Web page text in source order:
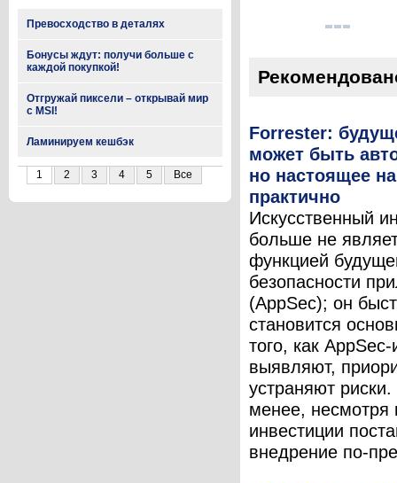
Превосходство в деталях
Бонусы ждут: получи больше с
каждой покупкой!
Отгружай пиксели – открывай мир
с MSI!
Ламинируем кешбэк
1 2 3 4 5 Все
Forrester:
может быть
но настоящее
практично
Искусственный
больше не
функцией
безопасности
(AppSec); он
становится
того, как
выявляют,
устраняют
менее, несмотря
инвестиции
внедрение по-